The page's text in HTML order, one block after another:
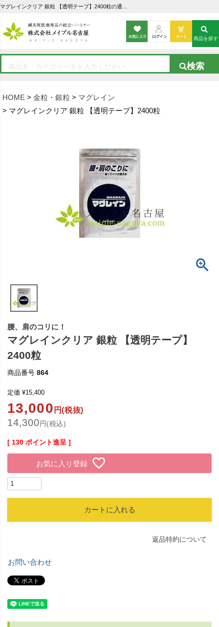
HOME 金粒・銀粒
マグレイン
マグレインクリア 銀粒 【透明テープ】2400粒
商品を探す
腰、肩のコリに！
マグレインクリア 銀粒 【透明テープ】
2400粒
商品番号 864
定価 ¥15,400
13,000 円(税抜)
14,300円(税込)
[ 130 ポイント進呈 ]
お気に入り登録
カートに入れる
返品特約について
お問い合わせ